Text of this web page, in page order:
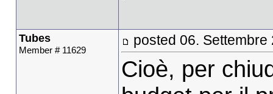
Tubes
Member # 11629
posted 06. Settembre
Cioè, per